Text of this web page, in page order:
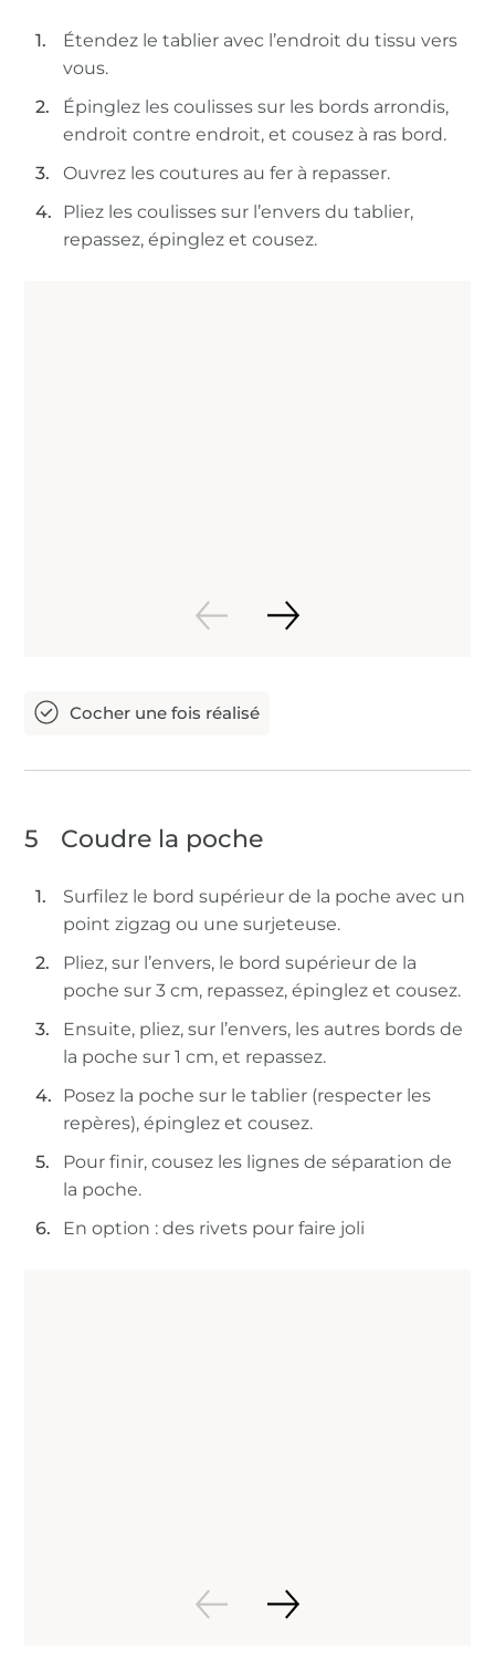
Étendez le tablier avec l’endroit du tissu vers
vous.
Épinglez les coulisses sur les bords arrondis,
endroit contre endroit, et cousez à ras bord.
Ouvrez les coutures au fer à repasser.
Pliez les coulisses sur l’envers du tablier,
repassez, épinglez et cousez.
5 Coudre la poche
Surfilez le bord supérieur de la poche avec un
point zigzag ou une surjeteuse.
Pliez, sur l’envers, le bord supérieur de la
poche sur 3 cm, repassez, épinglez et cousez.
Ensuite, pliez, sur l’envers, les autres bords de
la poche sur 1 cm, et repassez.
Posez la poche sur le tablier (respecter les
repères), épinglez et cousez.
Pour finir, cousez les lignes de séparation de
la poche.
En option : des rivets pour faire joli